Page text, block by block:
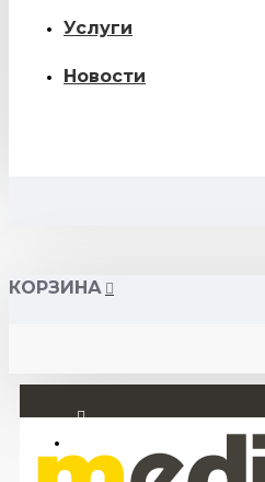
Услуги
Новости
КОРЗИНА